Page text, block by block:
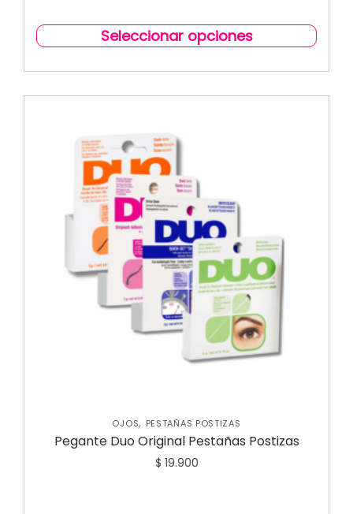
Seleccionar opciones
OJOS, PESTAÑAS POSTIZAS
Pegante Duo Original Pestañas Postizas
$ 19.900